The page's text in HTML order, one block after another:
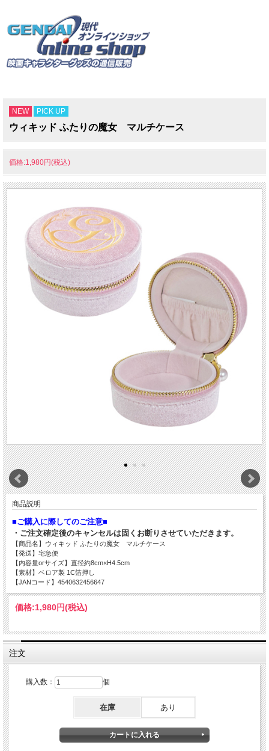
NEW PICK UP
ウィキッド ふたりの魔女 マルチケース
価格:1,980円(税込)
商品説明
■ご購入に際してのご注意■
・ご注文確定後のキャンセルは固くお断りさせていただきます。
【商品名】ウィキッド ふたりの魔女 マルチケース
【発送】宅急便
【内容量orサイズ】直径約8cm×H4.5cm
【素材】ベロア製 1C箔押し
【JANコード】4540632456647
価格:1,980円(税込)
注文
購入数： 個
在庫 あり